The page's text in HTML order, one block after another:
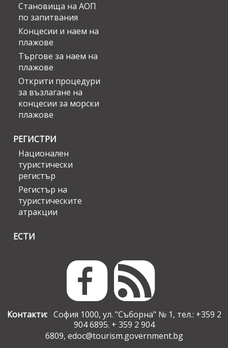
Становища на АОП
по запитвания
Концесии и наем на
плажове
Търгове за наем на
плажове
Открити процедури
за възлагане на
концесии за морски
плажове
РЕГИСТРИ
Национален
туристически
регистър
Регистър на
туристическите
атракции
ЕСТИ
Контакти:София 1000, ул. "Съборна" № 1, тел.: +359 2
904 6895; + 359 2 904
6809, edoc@tourism.government.bg